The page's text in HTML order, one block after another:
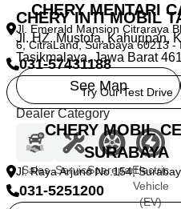
CHERY MENTARI
Jl. Emerald Mansion Citraraya
6, CitraLand, Surabaya 60213 -
031-57431188
Try Our Test Drive
CHERY MOBIL
SURABAYA
Jl. Raya Arjuno No.154,
031-5251200
CHERY INTI MOBIL
Jl. HZ. Mustofa, Kahuripan,
Tasikmalaya, Jawa Barat
See Map
Dealer Category
Sales ServiceSparepartElectric
Vehicle
(EV)